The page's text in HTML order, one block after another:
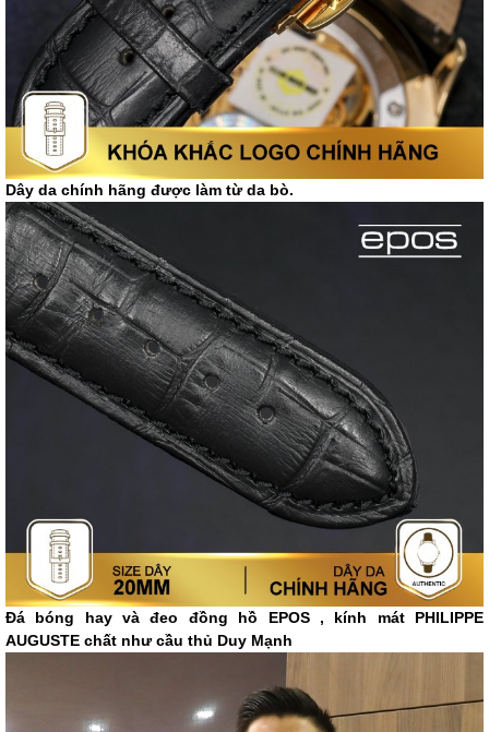
Dây da chính hãng được làm từ da bò.
Đá bóng hay và đeo đồng hồ EPOS , kính mát PHILIPPE
AUGUSTE chất như cầu thủ Duy Mạnh